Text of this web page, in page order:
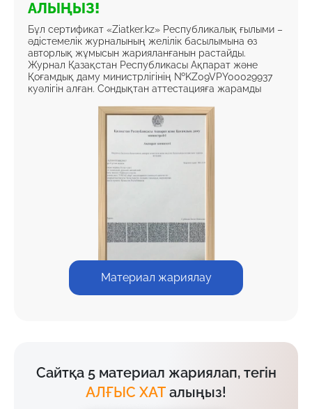
АЛЫҢЫЗ!
Бұл сертификат «Ziatker.kz» Республикалық ғылыми –
әдістемелік журналының желілік басылымына өз
авторлық жұмысын жарияланғанын растайды.
Журнал Қазақстан Республикасы Ақпарат және
Қоғамдық даму министрлігінің №KZ09VPY00029937
куәлігін алған. Сондықтан аттестацияға жарамды
Материал жариялау
Сайтқа 5 материал жариялап, тегін
АЛҒЫС ХАТ алыңыз!